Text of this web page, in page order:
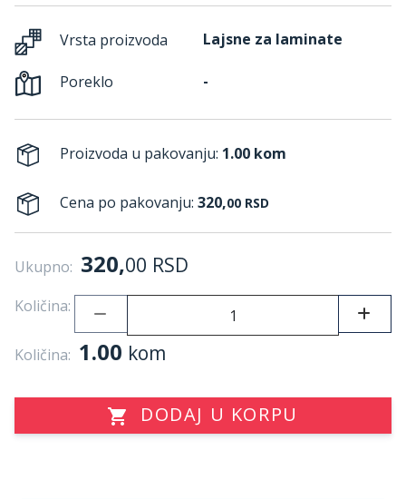
Vrsta proizvoda Lajsne za laminate
Poreklo -
Proizvoda u pakovanju: 1.00 kom
Cena po pakovanju: 320,00 RSD
Ukupno: 320,00 RSD
Količina:
Količina: 1.00 kom
DODAJ U KORPU